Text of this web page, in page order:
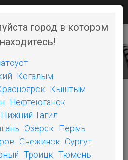
город в котором
Когалым
Кыштым
Нефтеюганск
Нижний Тагил
Озерск Пермь
Снежинск Сургут
Троицк Тюмень